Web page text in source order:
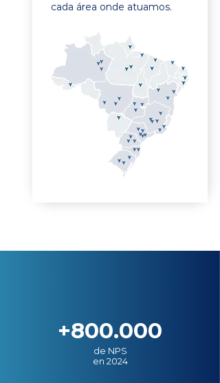
cada área onde atuamos.
+800.000
de NPS
en 2024